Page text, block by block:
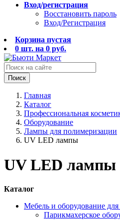
Вход/регистрация
Восстановить пароль
Вход/Регистрация
Корзина пустая
0 шт. на 0 руб.
Поиск
Главная
Каталог
Профессиональная
Оборудование
Лампы для полимеризации
UV LED лампы
UV LED лампы
Каталог
Мебель и оборудование
Парикмахерское